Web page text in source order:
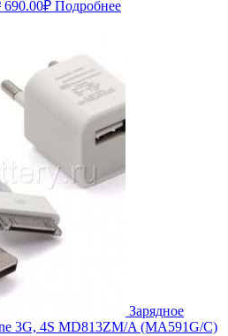
690.00₽ Подробнее
Зарядное
3G, 4S MD813ZM/A (MA591G/C)